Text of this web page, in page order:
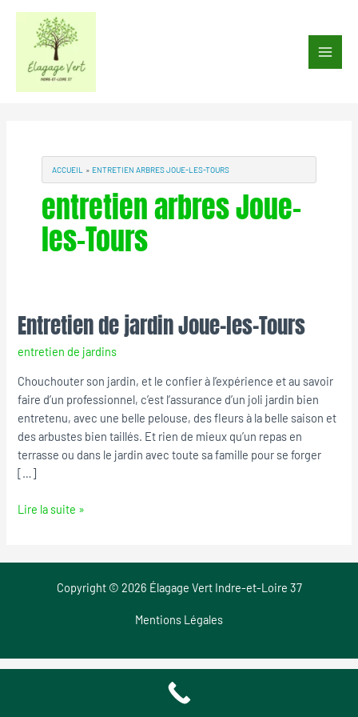
Aller
contenu
Main
ACCUEIL ENTRETIEN ARBRES JOUE-LES-TOURS
entretien arbres Joue-
les-Tours
Entretien de jardin Joue-les-Tours
entretien de jardins
Chouchouter son jardin, et le confier à l’expérience et au savoir
faire d’un professionnel, c’est l’assurance d’un joli jardin bien
entretenu, avec une belle pelouse, des fleurs à la belle saison et
des arbustes bien taillés. Et rien de mieux qu’un repas en
terrasse ou dans le jardin avec toute sa famille pour se forger
[…]
Entretien
de
jardin
Joue-
les-
Tours
Lire la suite »
Copyright © 2026 Élagage Vert Indre-et-Loire 37
Mentions Légales